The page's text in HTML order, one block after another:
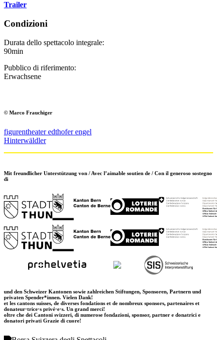
Trailer
Condizioni
Durata dello spettacolo integrale:
90min
Pubblico di riferimento:
Erwachsene
© Marco Frauchiger
figurentheater edthofer engel
Hinterwäldler
Mit freundlicher Unterstützung von / Avec l’aimable soutien de / Con il generoso sostegno
di
und den Schweizer Kantonen sowie zahlreichen Stiftungen, Sponsoren, Partnern und
privaten Spender*innen. Vielen Dank!
et les cantons suisses, de diverses fondations et de nombreux sponsors, partenaires et
donateur·trice·s privé·e·s. Un grand merci!
oltre che dei Cantoni svizzeri, di numerose fondazioni, sponsor, partner e donatrici e
donatori privati Grazie di cuore!